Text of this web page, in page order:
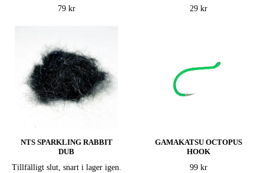
79 kr 29 kr
NTS SPARKLING RABBIT
DUB
Tillfälligt slut, snart i lager igen.
GAMAKATSU OCTOPUS
HOOK
99 kr